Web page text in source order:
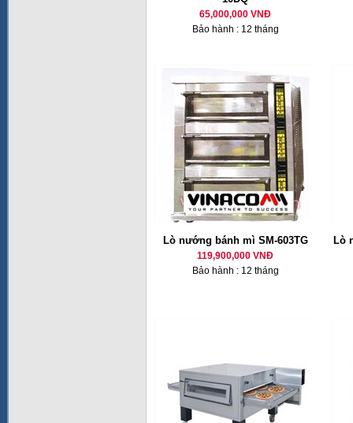
65,000,000 VNĐ
Bảo hành : 12 tháng
Lò nướng bánh mì SM-603TG
119,900,000 VNĐ
Bảo hành : 12 tháng
Lò